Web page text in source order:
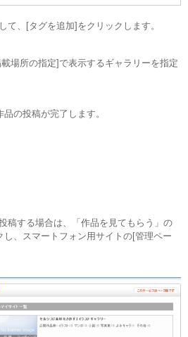
、[タグを追加]をクリックします。
場所の指定]で表示するギャラリーを指定
の投稿が完了します。
稿する場合は、「作品を見てもらう」の
し、スマートフォン用サイトの[管理ペー